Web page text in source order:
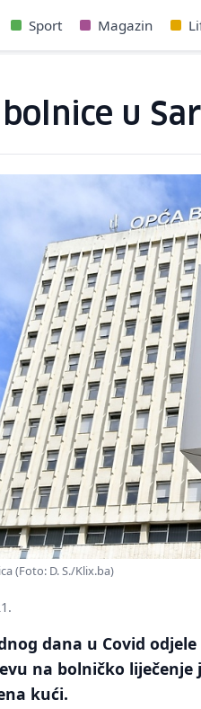
Sport Magazin
u
(Foto: D. S./Klix.ba)
dana u Covid
na bolničko
kući.